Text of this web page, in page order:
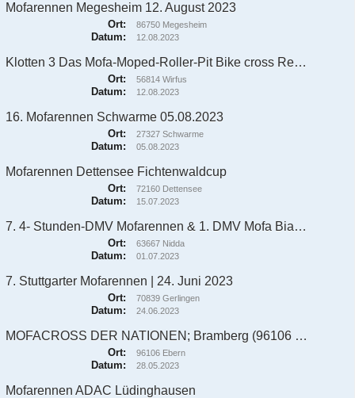
Mofarennen Megesheim 12. August 2023
86750 Megesheim
Ort:
12.08.2023
Datum:
Klotten 3 Das Mofa-Moped-Roller-Pit Bike cross Rennen
56814 Wirfus
Ort:
12.08.2023
Datum:
16. Mofarennen Schwarme 05.08.2023
27327 Schwarme
Ort:
05.08.2023
Datum:
Mofarennen Dettensee Fichtenwaldcup
72160 Dettensee
Ort:
15.07.2023
Datum:
7. 4- Stunden-DMV Mofarennen & 1. DMV Mofa Biathlon
63667 Nidda
Ort:
01.07.2023
Datum:
7. Stuttgarter Mofarennen | 24. Juni 2023
70839 Gerlingen
Ort:
24.06.2023
Datum:
MOFACROSS DER NATIONEN; Bramberg (96106 Ebern)
96106 Ebern
Ort:
28.05.2023
Datum:
Mofarennen ADAC Lüdinghausen